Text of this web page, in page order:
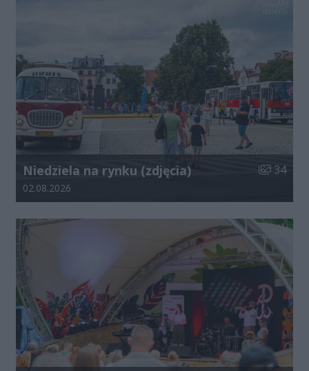
Niedziela na rynku (zdjęcia) Liczba
34
Data dodania galerii:
02.08.2026